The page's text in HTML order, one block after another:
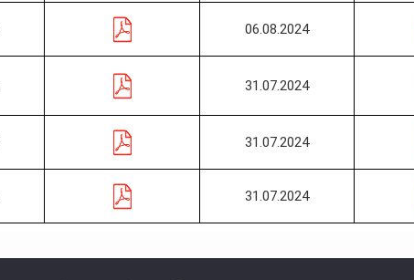
06.08.2024
31.07.2024
31.07.2024
31.07.2024